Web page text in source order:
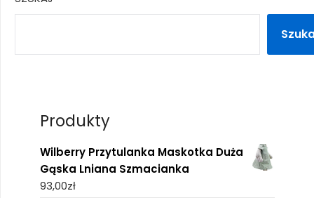
Produkty
Wilberry Przytulanka Maskotka Duża
Gąska Lniana Szmacianka
93,00zł